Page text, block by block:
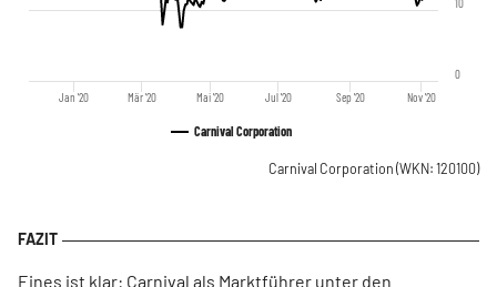
Carnival Corporation
Jan '20 Mär '20 Mai '20 Jul '20 Sep '20 Nov '20
0
Carnival Corporation (WKN: 120100)
Eines ist klar: Carnival als Marktführer unter den